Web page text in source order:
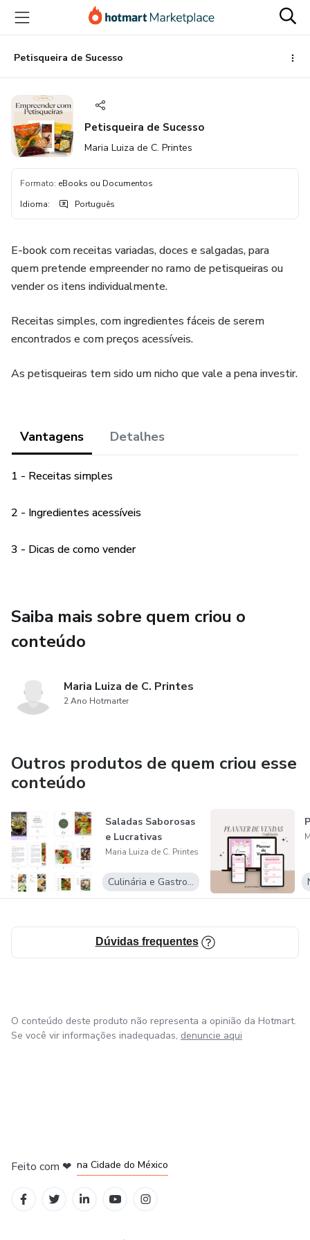
para
conteúdo
principal
para
pagamento
para
rodapéPetisqueira de Sucesso
Petisqueira de Sucesso
Maria Luiza de C. Printes
Formato: eBooks ou Documentos
Idioma: Português
E-book com receitas variadas, doces e salgadas, para
quem pretende empreender no ramo de petisqueiras ou
vender os itens individualmente.
Receitas simples, com ingredientes fáceis de serem
encontrados e com preços acessíveis.
As petisqueiras tem sido um nicho que vale a pena investir.
Vantagens Detalhes
1 - Receitas simples
2 - Ingredientes acessíveis
3 - Dicas de como vender
Saiba mais sobre quem criou o
conteúdo
Maria Luiza de C. Printes
2 Ano Hotmarter
Outros produtos de quem criou esse
conteúdo
Saladas Saborosas
e Lucrativas
Maria Luiza de C. Printes
Culinária e Gastronomia
Dúvidas frequentes
O conteúdo deste produto não representa a opinião da Hotmart.
Se você vir informações inadequadas, denuncie aqui
Feito com ❤ na Cidade do México